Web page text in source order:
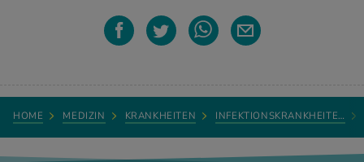
HOME MEDIZIN KRANKHEITEN INFEKTIONSKRANKHEITE…